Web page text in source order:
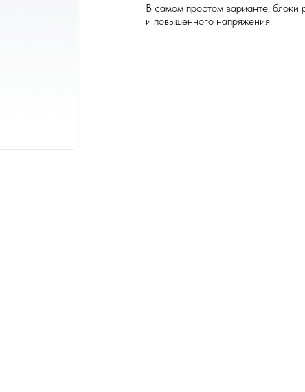
В самом простом варианте, блоки
и повышенного напряжения.